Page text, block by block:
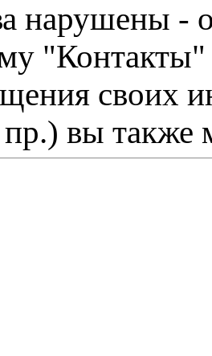
нарушены -
"Контакты"
своих
вы также